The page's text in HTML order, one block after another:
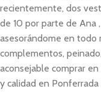
recientemente, dos
de 10 por parte de Ana
asesorándome en todo
complementos,
aconsejable comprar
y calidad en Ponferrada